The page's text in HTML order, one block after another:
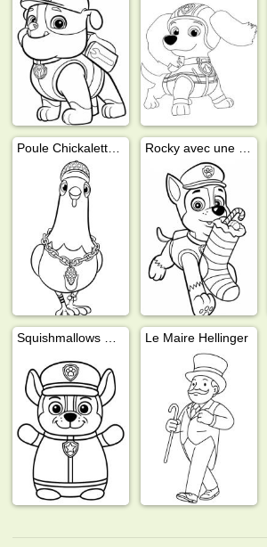
Le Maire Hellinger